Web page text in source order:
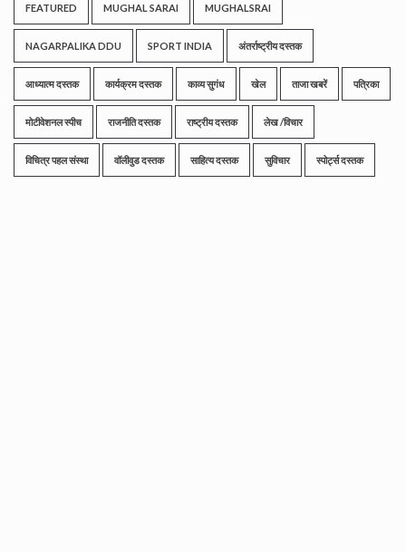
FEATURED MUGHAL SARAI MUGHALSRAI
NAGARPALIKA DDU SPORT INDIA अंतर्राष्ट्रीय दस्तक
आध्यात्म दस्तक कार्यक्रम दस्तक काव्य सुगंध खेल ताजा खबरें पत्रिका
मोटीवेशनल स्पीच राजनीति दस्तक राष्ट्रीय दस्तक लेख /विचार
विचित्र पहल संस्था वॉलीवुड दस्तक साहित्य दस्तक सुविचार स्पोर्ट्स दस्तक